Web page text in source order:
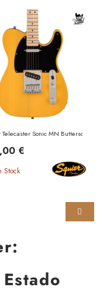
Blonde
Telecaster Sonic MN Butterscotch
€
Stock